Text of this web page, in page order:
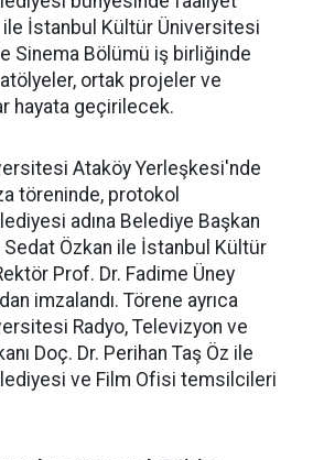
İstanbul Kültür Üniversitesi
Sinema Bölümü iş birliğinde
ortak projeler ve
hayata geçirilecek.
Ataköy Yerleşkesi'nde
töreninde, protokol
adına Belediye Başkan
Sedat Özkan ile İstanbul Kültür
Prof. Dr. Fadime Üney
imzalandı. Törene ayrıca
Radyo, Televizyon ve
Doç. Dr. Perihan Taş Öz ile
ve Film Ofisi temsilcileri